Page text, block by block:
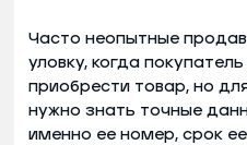
Часто неопытные
уловку, когда
приобрести товар, но
нужно знать точные
именно ее номер, срок